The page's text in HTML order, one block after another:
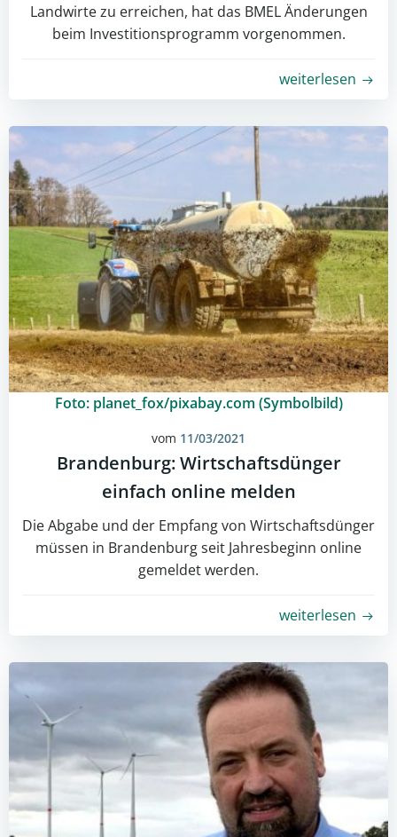
Landwirte zu erreichen, hat das BMEL Änderungen
beim Investitionsprogramm vorgenommen.
weiterlesen
Foto: planet_fox/pixabay.com (Symbolbild)
vom 11/03/2021
Brandenburg: Wirtschaftsdünger
einfach online melden
Die Abgabe und der Empfang von Wirtschaftsdünger
müssen in Brandenburg seit Jahresbeginn online
gemeldet werden.
weiterlesen